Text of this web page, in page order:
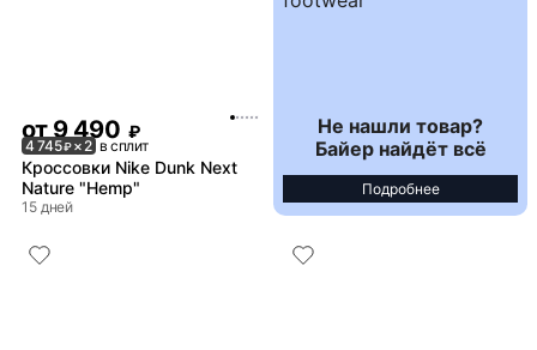
от9 490 ₽
4 745₽× 2 в сплит
Кроссовки Nike Dunk Next
Nature "Hemp"
15 дней
Не нашли товар?
Байер найдёт всё
Подробнее